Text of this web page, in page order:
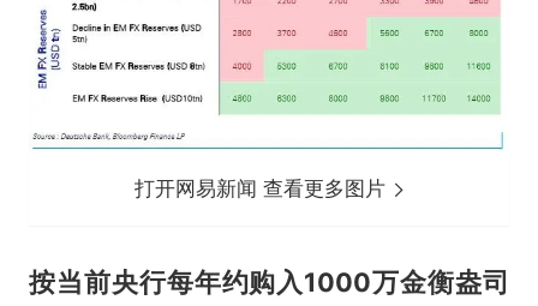
打开网易新闻 查看更多图片
按当前央行每年约购入1000万金衡盎司